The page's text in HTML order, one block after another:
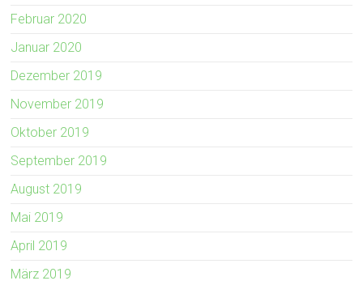
Februar 2020
Januar 2020
Dezember 2019
November 2019
Oktober 2019
September 2019
August 2019
Mai 2019
April 2019
März 2019